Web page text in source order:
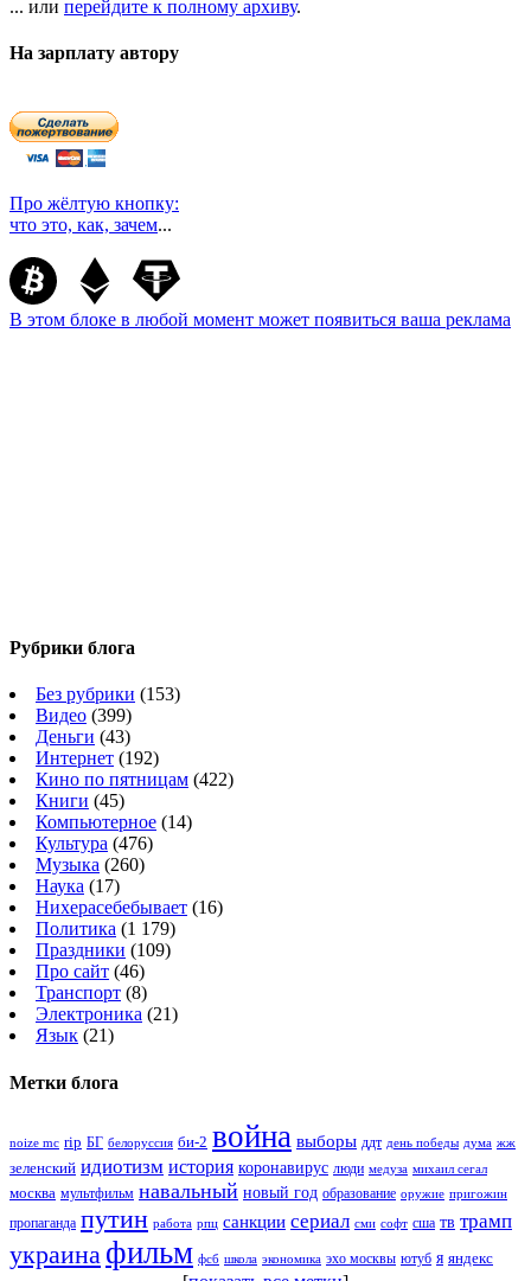
... или перейдите к полному архиву.
На зарплату автору
Про жёлтую кнопку:
что это, как, зачем...
В этом блоке в любой момент может появиться ваша реклама
Рубрики блога
Без рубрики (153)
Видео (399)
Деньги (43)
Интернет (192)
Кино по пятницам (422)
Книги (45)
Компьютерное (14)
Культура (476)
Музыка (260)
Наука (17)
Нихерасебебывает (16)
Политика (1 179)
Праздники (109)
Про сайт (46)
Транспорт (8)
Электроника (21)
Язык (21)
Метки блога
noize mc rip БГ белоруссия би-2 война выборы ддт день победы дума жж
зеленский идиотизм история коронавирус люди медуза михаил сегал
москва мультфильм навальный новый год образование оружие пригожин
пропаганда путин работа рпц санкции сериал сми софт сша тв трамп
украина фильм фсб школа экономика эхо москвы ютуб я яндекс